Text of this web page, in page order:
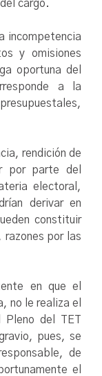
cargo.
incompetencia
y omisiones
oportuna del
a la
rendición de
por parte del
electoral,
derivar en
constituir
por las
en que el
no le realiza el
del TET
pues, se
de
el